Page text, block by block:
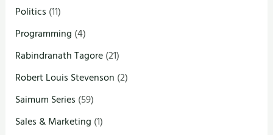
Politics (11)
Programming (4)
Rabindranath Tagore(21)
Robert Louis Stevenson (2)
Saimum Series (59)
Sales & Marketing (1)